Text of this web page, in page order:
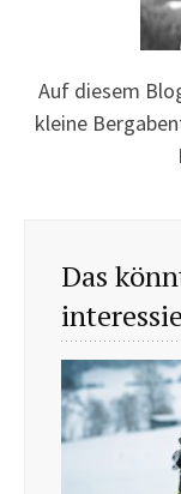
Auf diesem
kleine
Das